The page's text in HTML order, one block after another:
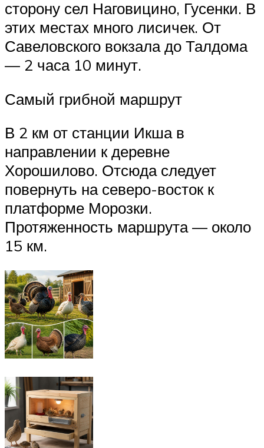
сторону сел Наговицино, Гусенки. В
этих местах много лисичек. От
Савеловского вокзала до Талдома
— 2 часа 10 минут.
Самый грибной маршрут
В 2 км от станции Икша в
направлении к деревне
Хорошилово. Отсюда следует
повернуть на северо-восток к
платформе Морозки.
Протяженность маршрута — около
15 км.